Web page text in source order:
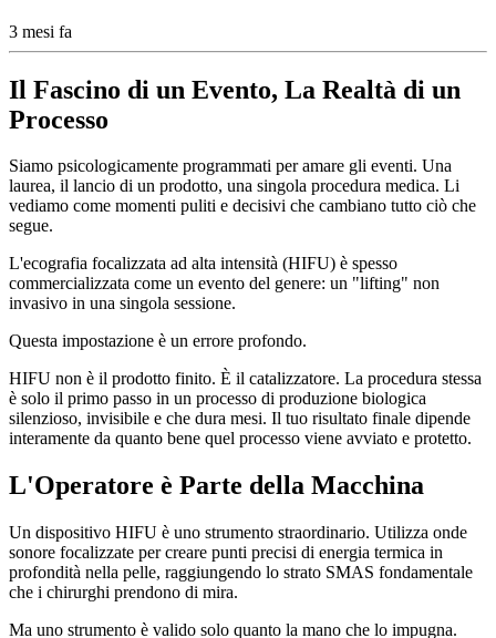
3 mesi fa
Il Fascino di un Evento, La Realtà di un
Processo
Siamo psicologicamente programmati per amare gli eventi. Una
laurea, il lancio di un prodotto, una singola procedura medica. Li
vediamo come momenti puliti e decisivi che cambiano tutto ciò che
segue.
L'ecografia focalizzata ad alta intensità (HIFU) è spesso
commercializzata come un evento del genere: un "lifting" non
invasivo in una singola sessione.
Questa impostazione è un errore profondo.
HIFU non è il prodotto finito. È il catalizzatore. La procedura stessa
è solo il primo passo in un processo di produzione biologica
silenzioso, invisibile e che dura mesi. Il tuo risultato finale dipende
interamente da quanto bene quel processo viene avviato e protetto.
L'Operatore è Parte della Macchina
Un dispositivo HIFU è uno strumento straordinario. Utilizza onde
sonore focalizzate per creare punti precisi di energia termica in
profondità nella pelle, raggiungendo lo strato SMAS fondamentale
che i chirurghi prendono di mira.
Ma uno strumento è valido solo quanto la mano che lo impugna.